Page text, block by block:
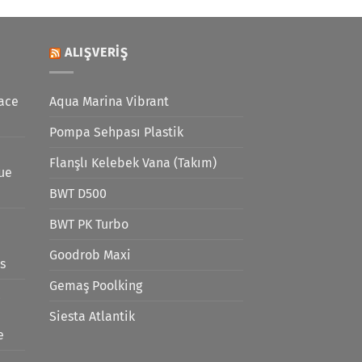
ALIŞVERIŞ
Aqua Marina Vibrant
Pompa Sehpası Plastik
Flanşlı Kelebek Vana (Takım)
BWT D500
BWT PK Turbo
Goodrob Maxi
Gemaş Poolking
Siesta Atlantik